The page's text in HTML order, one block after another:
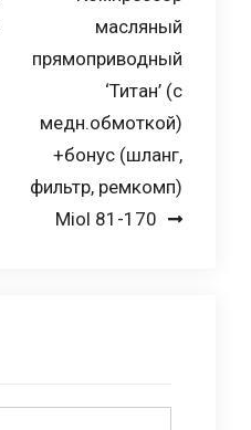
масляный
прямоприводный
‘Титан’ (с
медн.обмоткой)
+бонус (шланг,
фильтр, ремкомп)
Miol 81-170